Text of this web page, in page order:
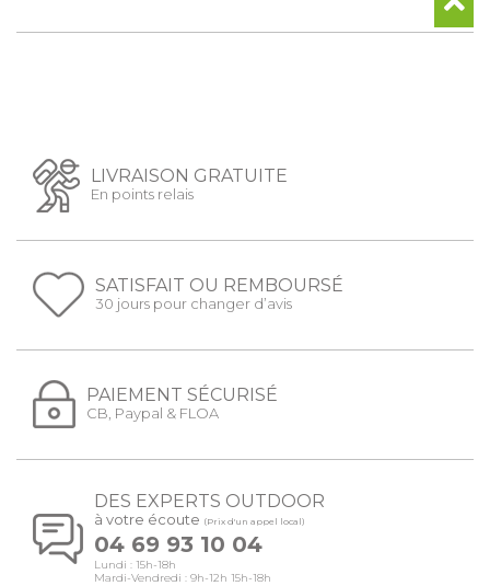
LIVRAISON GRATUITE
En points relais
SATISFAIT OU REMBOURSÉ
30 jours pour changer d’avis
PAIEMENT SÉCURISÉ
CB, Paypal & FLOA
DES EXPERTS OUTDOOR
à votre écoute (Prix d'un appel local)
04 69 93 10 04
Lundi : 15h-18h
Mardi-Vendredi : 9h-12h 15h-18h